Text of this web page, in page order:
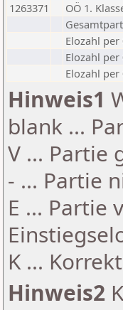
1263371
OÖ 1.
Elozahl per
Elozahl per
Elozahl per
Hinweis1
blank ...
V ... Partie
- ... Partie
E ... Partie
K ...
Hinweis2